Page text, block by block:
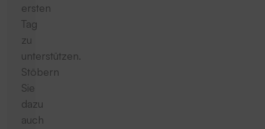
ersten
Tag
zu
unterstützen.
Stöbern
Sie
dazu
auch